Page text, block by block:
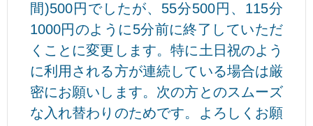
間)500円でしたが、55分500円、115分
1000円のように5分前に終了していただ
くことに変更します。特に土日祝のよう
に利用される方が連続している場合は厳
密にお願いします。次の方とのスムーズ
な入れ替わりのためです。よろしくお願